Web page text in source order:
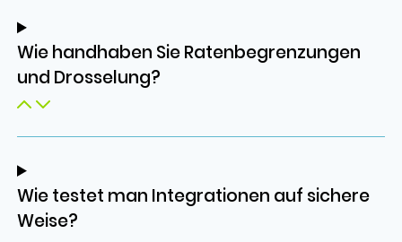
Wie handhaben Sie Ratenbegrenzungen
und Drosselung?
Wie testet man Integrationen auf sichere
Weise?